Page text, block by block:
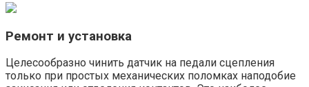
Ремонт и установка
Целесообразно чинить датчик на педали сцепления
только при простых механических поломках наподобие